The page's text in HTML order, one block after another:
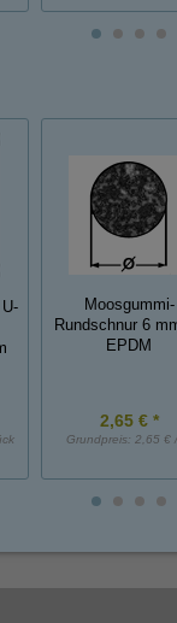
Moosgummi-
Rundschnur 6
EPDM
2,65 € *
Grundpreis: 2,65 €